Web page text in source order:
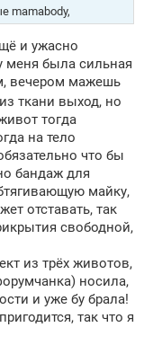
mamabody,
и ужасно
меня была сильная
вечером мажешь
ткани выход, но
тогда
на тело
что бы
бандаж для
майку,
отставать, так
свободной,
из трёх животов,
носила,
и уже бу брала!
так что я